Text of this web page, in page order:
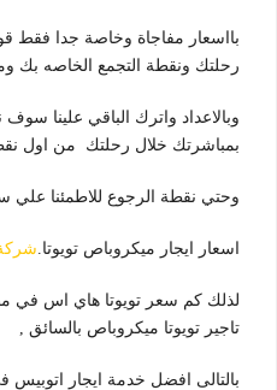
بااسعار مفاجاة وخاصة جدا فقط
رحلتك ونقطة التجمع الخاصه بك
وبالاعداد واترك الباقي علينا
بمباشرتك خلال رحلتك من اول
وحتي نقطة الرجوع للاطمئنا علي سير
اسعار ايجار ميكروباص تويوتا.
لذلك كم سعر تويوتا هاي اس في
تاجير تويوتا ميكروباص بالسائق ,
بالتالى افضل خدمة ايجار